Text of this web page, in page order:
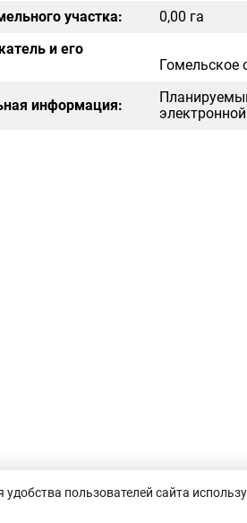
участка:
0,00 га
и его
Гомельское
информация:
удобства пользователей сайта